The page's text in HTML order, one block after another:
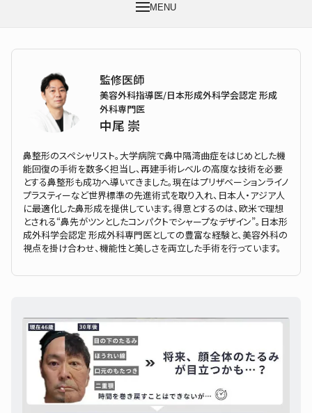
MENU
監修医師
美容外科指導医/日本形成外科学会認定 形成
外科専門医
中尾 崇
鼻整形のスペシャリスト。大学病院で鼻中隔湾曲症をはじめとした機
能回復の手術を数多く担当し、再建手術レベルの高度な技術を必要
とする鼻整形も成功へ導いてきました。現在はプリザベーションライノ
プラスティーなど世界標準の先進術式を取り入れ、日本人・アジア人
に最適化した鼻形成を提供しています。得意とするのは、欧米で理想
とされる“鼻先がツンとしたコンパクトでシャープなデザイン”。日本形
成外科学会認定 形成外科専門医としての豊富な経験と、美容外科の
視点を掛け合わせ、機能性と美しさを両立した手術を行っています。